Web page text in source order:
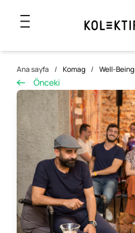
Ana sayfa / Komag / Well-Being
Önceki